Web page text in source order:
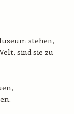
stehen,
sind sie zu